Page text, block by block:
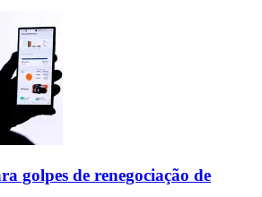
golpes de renegociação de